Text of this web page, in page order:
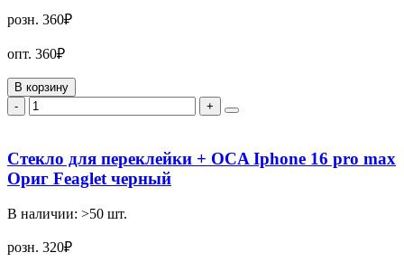
розн. 360₽
опт. 360₽
В корзину
-
+
Стекло для переклейки + OCA Iphone 16 pro max
Ориг Feaglet черный
В наличии: >50 шт.
розн. 320₽